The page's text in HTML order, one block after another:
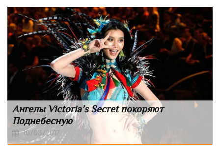
Ангелы Victoria’s Secret покоряют
Поднебесную
10/03/2017